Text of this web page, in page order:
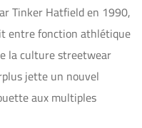
Tinker Hatfield en 1990,
entre fonction athlétique
la culture streetwear
jette un nouvel
aux multiples